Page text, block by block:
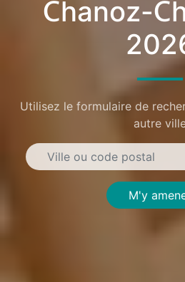
Chanoz-
Utilisez le formulaire de
autre
M'y